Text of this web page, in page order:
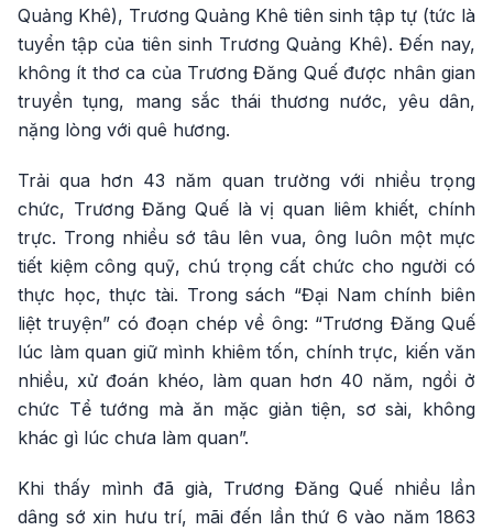
Quảng Khê), Trương Quảng Khê tiên sinh tập tự (tức là
tuyển tập của tiên sinh Trương Quảng Khê). Đến nay,
không ít thơ ca của Trương Đăng Quế được nhân gian
truyền tụng, mang sắc thái thương nước, yêu dân,
nặng lòng với quê hương.
Trải qua hơn 43 năm quan trường với nhiều trọng
chức, Trương Đăng Quế là vị quan liêm khiết, chính
trực. Trong nhiều sớ tâu lên vua, ông luôn một mực
tiết kiệm công quỹ, chú trọng cất chức cho người có
thực học, thực tài. Trong sách “Đại Nam chính biên
liệt truyện” có đoạn chép về ông: “Trương Đăng Quế
lúc làm quan giữ mình khiêm tốn, chính trực, kiến văn
nhiều, xử đoán khéo, làm quan hơn 40 năm, ngồi ở
chức Tể tướng mà ăn mặc giản tiện, sơ sài, không
khác gì lúc chưa làm quan”.
Khi thấy mình đã già, Trương Đăng Quế nhiều lần
dâng sớ xin hưu trí, mãi đến lần thứ 6 vào năm 1863